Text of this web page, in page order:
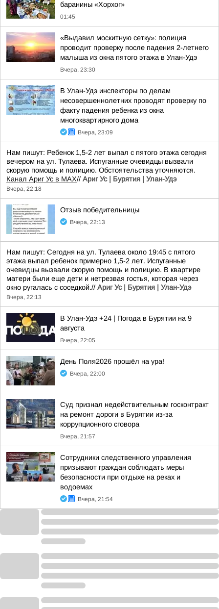
баранины «Хорхог»
01:45
«Выдавил москитную сетку»: полиция
проводит проверку после падения 2-летнего
малыша из окна пятого этажа в Улан-Удэ
Вчера, 23:30
В Улан-Удэ инспекторы по делам
несовершеннолетних проводят проверку по
факту падения ребенка из окна
многоквартирного дома
Вчера, 23:09
Нам пишут: Ребенок 1,5-2 лет выпал с пятого этажа сегодня
вечером на ул. Тулаева. Испуганные очевидцы вызвали
скорую помощь и полицию. Обстоятельства уточняются.
Канал Ариг Ус в MAX// Ариг Ус | Бурятия | Улан-Удэ
Вчера, 22:18
Отзыв победительницы
Вчера, 22:13
Нам пишут: Сегодня на ул. Тулаева около 19:45 с пятого
этажа выпал ребенок примерно 1,5-2 лет. Испуганные
очевидцы вызвали скорую помощь и полицию. В квартире
матери были еще дети и нетрезвая гостья, которая через
окно ругалась с соседкой.// Ариг Ус | Бурятия | Улан-Удэ
Вчера, 22:13
В Улан-Удэ +24 | Погода в Бурятии на 9
августа
Вчера, 22:05
День Поля2026 прошёл на ура!
Вчера, 22:00
Суд признал недействительным госконтракт
на ремонт дороги в Бурятии из-за
коррупционного сговора
Вчера, 21:57
Сотрудники следственного управления
призывают граждан соблюдать меры
безопасности при отдыхе на реках и
водоемах
Вчера, 21:54